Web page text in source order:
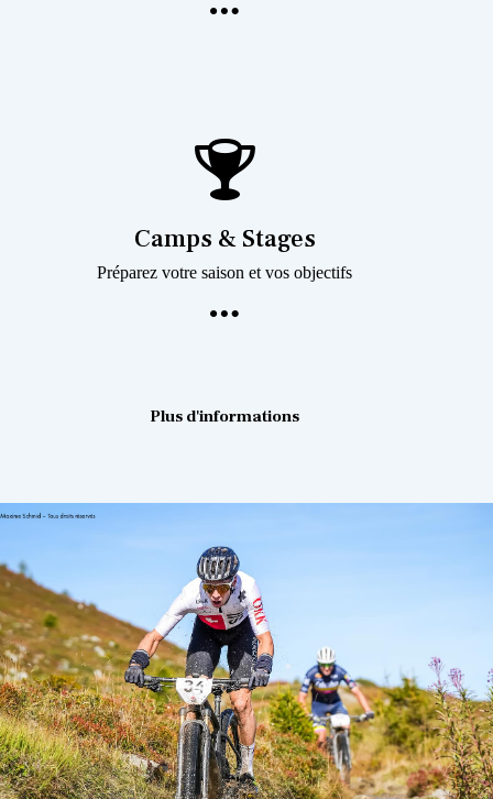
Camps & Stages
Préparez votre saison et vos objectifs
Plus d'informations